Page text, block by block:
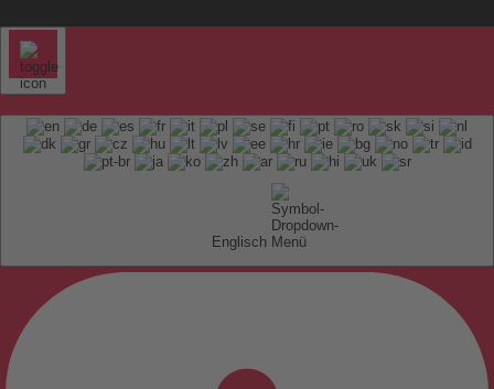
Englisch